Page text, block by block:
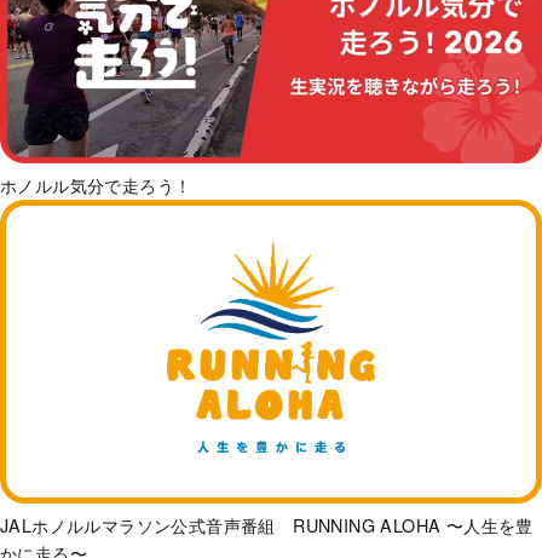
ホノルル気分で走ろう！
JALホノルルマラソン公式音声番組 RUNNING ALOHA 〜人生を豊
かに走る〜